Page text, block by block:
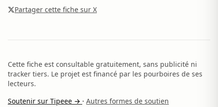
Partager cette fiche sur X
Cette fiche est consultable gratuitement, sans publicité ni
tracker tiers. Le projet est financé par les pourboires de ses
lecteurs.
Soutenir sur Tipeee → · Autres formes de soutien